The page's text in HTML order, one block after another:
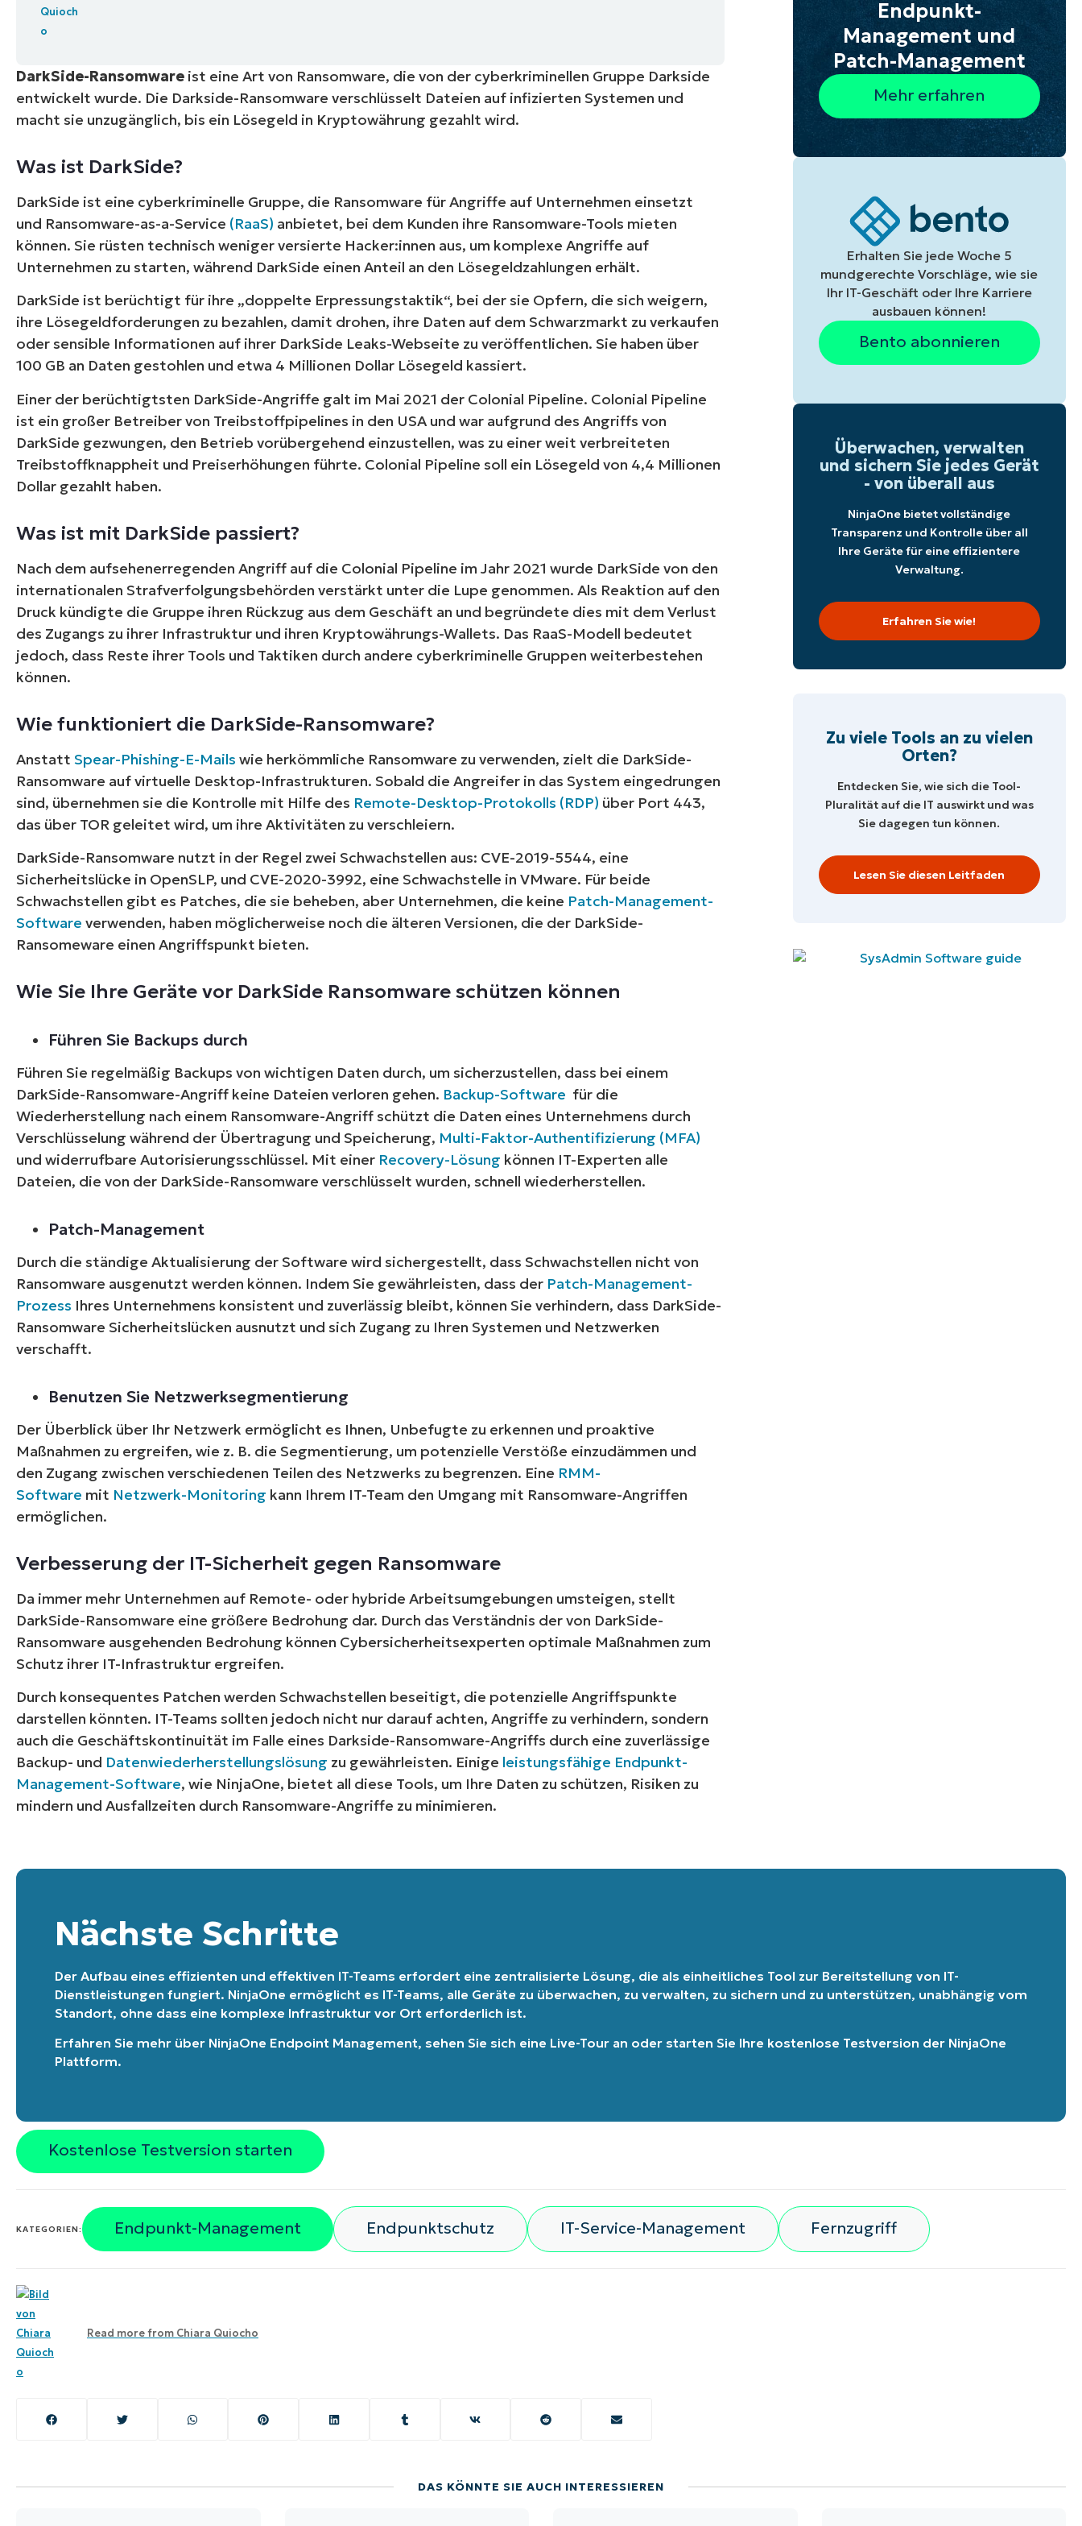
DarkSide-Ransomware ist eine Art von Ransomware, die von der cyberkriminellen Gruppe Darkside
entwickelt wurde. Die Darkside-Ransomware verschlüsselt Dateien auf infizierten Systemen und
macht sie unzugänglich, bis ein Lösegeld in Kryptowährung gezahlt wird.
Was ist DarkSide?
DarkSide ist eine cyberkriminelle Gruppe, die Ransomware für Angriffe auf Unternehmen einsetzt
und Ransomware-as-a-Service (RaaS) anbietet, bei dem Kunden ihre Ransomware-Tools mieten
können. Sie rüsten technisch weniger versierte Hacker:innen aus, um komplexe Angriffe auf
Unternehmen zu starten, während DarkSide einen Anteil an den Lösegeldzahlungen erhält.
DarkSide ist berüchtigt für ihre „doppelte Erpressungstaktik“, bei der sie Opfern, die sich weigern,
ihre Lösegeldforderungen zu bezahlen, damit drohen, ihre Daten auf dem Schwarzmarkt zu verkaufen
oder sensible Informationen auf ihrer DarkSide Leaks-Webseite zu veröffentlichen. Sie haben über
100 GB an Daten gestohlen und etwa 4 Millionen Dollar Lösegeld kassiert.
Einer der berüchtigtsten DarkSide-Angriffe galt im Mai 2021 der Colonial Pipeline. Colonial Pipeline
ist ein großer Betreiber von Treibstoffpipelines in den USA und war aufgrund des Angriffs von
DarkSide gezwungen, den Betrieb vorübergehend einzustellen, was zu einer weit verbreiteten
Treibstoffknappheit und Preiserhöhungen führte. Colonial Pipeline soll ein Lösegeld von 4,4 Millionen
Dollar gezahlt haben.
Was ist mit DarkSide passiert?
Nach dem aufsehenerregenden Angriff auf die Colonial Pipeline im Jahr 2021 wurde DarkSide von den
internationalen Strafverfolgungsbehörden verstärkt unter die Lupe genommen. Als Reaktion auf den
Druck kündigte die Gruppe ihren Rückzug aus dem Geschäft an und begründete dies mit dem Verlust
des Zugangs zu ihrer Infrastruktur und ihren Kryptowährungs-Wallets. Das RaaS-Modell bedeutet
jedoch, dass Reste ihrer Tools und Taktiken durch andere cyberkriminelle Gruppen weiterbestehen
können.
Wie funktioniert die DarkSide-Ransomware?
Anstatt Spear-Phishing-E-Mails wie herkömmliche Ransomware zu verwenden, zielt die DarkSide-
Ransomware auf virtuelle Desktop-Infrastrukturen. Sobald die Angreifer in das System eingedrungen
sind, übernehmen sie die Kontrolle mit Hilfe des Remote-Desktop-Protokolls (RDP) über Port 443,
das über TOR geleitet wird, um ihre Aktivitäten zu verschleiern.
DarkSide-Ransomware nutzt in der Regel zwei Schwachstellen aus: CVE-2019-5544, eine
Sicherheitslücke in OpenSLP, und CVE-2020-3992, eine Schwachstelle in VMware. Für beide
Schwachstellen gibt es Patches, die sie beheben, aber Unternehmen, die keine Patch-Management-
Software verwenden, haben möglicherweise noch die älteren Versionen, die der DarkSide-
Ransomeware einen Angriffspunkt bieten.
Wie Sie Ihre Geräte vor DarkSide Ransomware schützen können
Führen Sie Backups durch
Führen Sie regelmäßig Backups von wichtigen Daten durch, um sicherzustellen, dass bei einem
DarkSide-Ransomware-Angriff keine Dateien verloren gehen. Backup-Software für die
Wiederherstellung nach einem Ransomware-Angriff schützt die Daten eines Unternehmens durch
Verschlüsselung während der Übertragung und Speicherung, Multi-Faktor-Authentifizierung (MFA)
und widerrufbare Autorisierungsschlüssel. Mit einer Recovery-Lösung können IT-Experten alle
Dateien, die von der DarkSide-Ransomware verschlüsselt wurden, schnell wiederherstellen.
Patch-Management
Durch die ständige Aktualisierung der Software wird sichergestellt, dass Schwachstellen nicht von
Ransomware ausgenutzt werden können. Indem Sie gewährleisten, dass der Patch-Management-
Prozess Ihres Unternehmens konsistent und zuverlässig bleibt, können Sie verhindern, dass DarkSide-
Ransomware Sicherheitslücken ausnutzt und sich Zugang zu Ihren Systemen und Netzwerken
verschafft.
Benutzen Sie Netzwerksegmentierung
Der Überblick über Ihr Netzwerk ermöglicht es Ihnen, Unbefugte zu erkennen und proaktive
Maßnahmen zu ergreifen, wie z. B. die Segmentierung, um potenzielle Verstöße einzudämmen und
den Zugang zwischen verschiedenen Teilen des Netzwerks zu begrenzen. Eine RMM-
Software mit Netzwerk-Monitoring kann Ihrem IT-Team den Umgang mit Ransomware-Angriffen
ermöglichen.
Verbesserung der IT-Sicherheit gegen Ransomware
Da immer mehr Unternehmen auf Remote- oder hybride Arbeitsumgebungen umsteigen, stellt
DarkSide-Ransomware eine größere Bedrohung dar. Durch das Verständnis der von DarkSide-
Ransomware ausgehenden Bedrohung können Cybersicherheitsexperten optimale Maßnahmen zum
Schutz ihrer IT-Infrastruktur ergreifen.
Durch konsequentes Patchen werden Schwachstellen beseitigt, die potenzielle Angriffspunkte
darstellen könnten. IT-Teams sollten jedoch nicht nur darauf achten, Angriffe zu verhindern, sondern
auch die Geschäftskontinuität im Falle eines Darkside-Ransomware-Angriffs durch eine zuverlässige
Backup- und Datenwiederherstellungslösung zu gewährleisten. Einige leistungsfähige Endpunkt-
Management-Software, wie NinjaOne, bietet all diese Tools, um Ihre Daten zu schützen, Risiken zu
mindern und Ausfallzeiten durch Ransomware-Angriffe zu minimieren.
Endpunkt-
Management und
Patch-Management
Mehr erfahren
Erhalten Sie jede Woche 5
mundgerechte Vorschläge, wie sie
Ihr IT-Geschäft oder Ihre Karriere
ausbauen können!
Bento abonnieren
Überwachen, verwalten
und sichern Sie jedes Gerät
- von überall aus
NinjaOne bietet vollständige
Transparenz und Kontrolle über all
Ihre Geräte für eine effizientere
Verwaltung.
Erfahren Sie wie!
Zu viele Tools an zu vielen
Orten?
Entdecken Sie, wie sich die Tool-
Pluralität auf die IT auswirkt und was
Sie dagegen tun können.
Lesen Sie diesen Leitfaden
Nächste Schritte
Der Aufbau eines effizienten und effektiven IT-Teams erfordert eine zentralisierte Lösung, die als einheitliches Tool zur Bereitstellung von IT-
Dienstleistungen fungiert. NinjaOne ermöglicht es IT-Teams, alle Geräte zu überwachen, zu verwalten, zu sichern und zu unterstützen, unabhängig vom
Standort, ohne dass eine komplexe Infrastruktur vor Ort erforderlich ist.
Erfahren Sie mehr über NinjaOne Endpoint Management, sehen Sie sich eine Live-Tour an oder starten Sie Ihre kostenlose Testversion der NinjaOne
Plattform.
Kostenlose Testversion starten
KATEGORIEN: Endpunkt-Management Endpunktschutz IT-Service-Management Fernzugriff
Read more from Chiara Quiocho
DAS KÖNNTE SIE AUCH INTERESSIEREN
Starten Sie Ihre 14-tägige Testversion
Keine Kreditkarte erforderlich, voller Zugriff auf alle Funktionen
and
number*
Land